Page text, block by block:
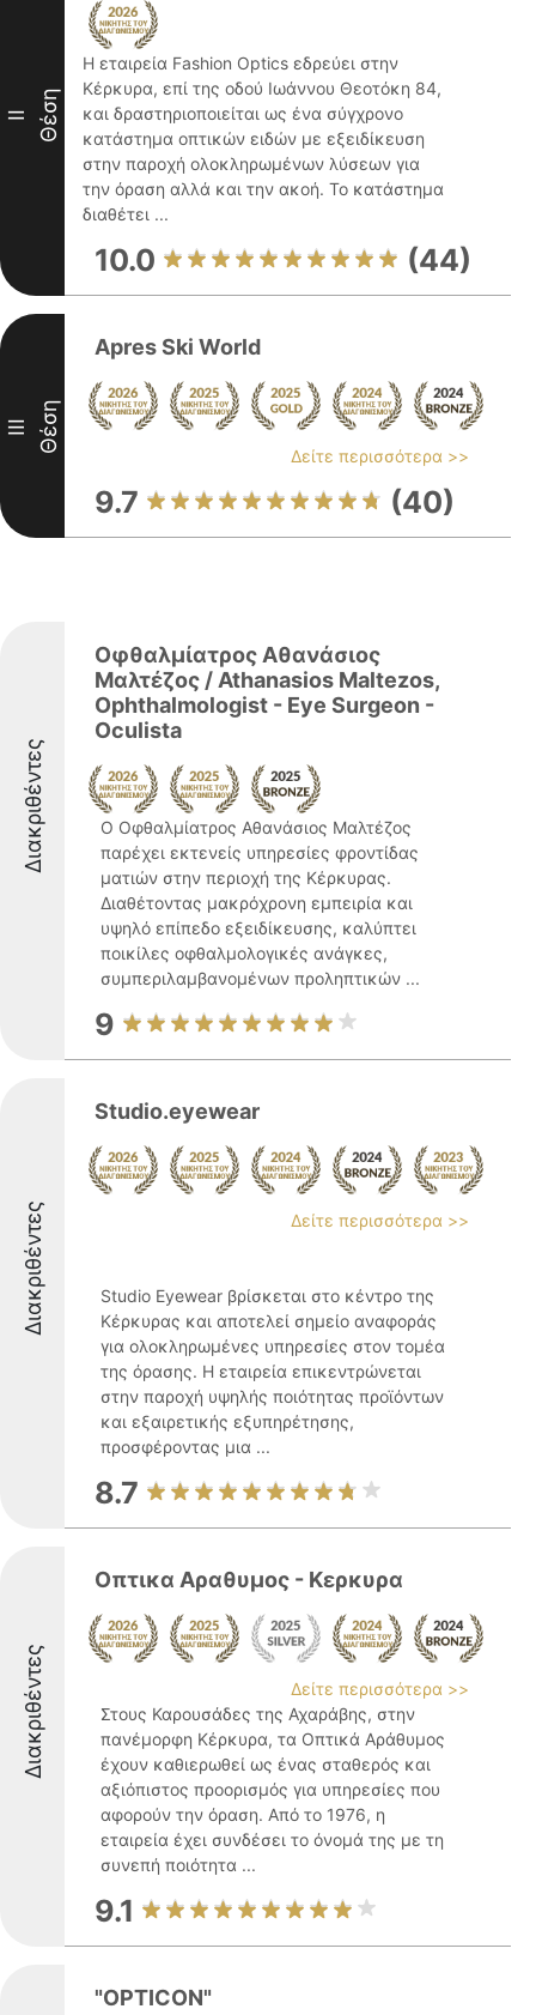
II Θέση
Η εταιρεία Fashion Optics εδρεύει στην
Κέρκυρα, επί της οδού Ιωάννου Θεοτόκη 84,
και δραστηριοποιείται ως ένα σύγχρονο
κατάστημα οπτικών ειδών με εξειδίκευση
στην παροχή ολοκληρωμένων λύσεων για
την όραση αλλά και την ακοή. Το κατάστημα
διαθέτει ...
10.0 (44)
III Θέση
Apres Ski World
Δείτε περισσότερα >>
9.7 (40)
Διακριθέντες
Οφθαλμίατρος Αθανάσιος
Μαλτέζος / Athanasios Maltezos,
Ophthalmologist - Eye Surgeon -
Oculista
Ο Οφθαλμίατρος Αθανάσιος Μαλτέζος
παρέχει εκτενείς υπηρεσίες φροντίδας
ματιών στην περιοχή της Κέρκυρας.
Διαθέτοντας μακρόχρονη εμπειρία και
υψηλό επίπεδο εξειδίκευσης, καλύπτει
ποικίλες οφθαλμολογικές ανάγκες,
συμπεριλαμβανομένων προληπτικών ...
9
Διακριθέντες
Studio.eyewear
Δείτε περισσότερα >>
Studio Eyewear βρίσκεται στο κέντρο της
Κέρκυρας και αποτελεί σημείο αναφοράς
για ολοκληρωμένες υπηρεσίες στον τομέα
της όρασης. Η εταιρεία επικεντρώνεται
στην παροχή υψηλής ποιότητας προϊόντων
και εξαιρετικής εξυπηρέτησης,
προσφέροντας μια ...
8.7
Διακριθέντες
Οπτικα Αραθυμος - Κερκυρα
Δείτε περισσότερα >>
Στους Καρουσάδες της Αχαράβης, στην
πανέμορφη Κέρκυρα, τα Οπτικά Αράθυμος
έχουν καθιερωθεί ως ένας σταθερός και
αξιόπιστος προορισμός για υπηρεσίες που
αφορούν την όραση. Από το 1976, η
εταιρεία έχει συνδέσει το όνομά της με τη
συνεπή ποιότητα ...
9.1
"OPTICON"